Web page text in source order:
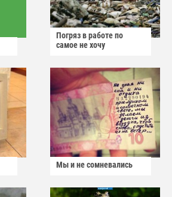
Погряз в работе по
самое не хочу
Мы и не сомневались